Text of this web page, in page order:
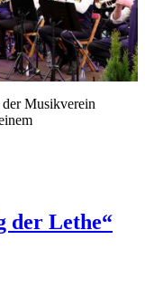
der Musikverein
der Lethe“